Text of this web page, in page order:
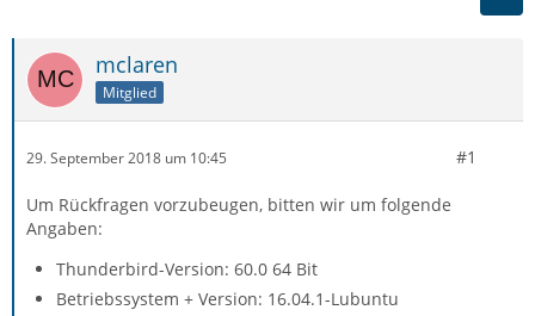
mclaren
Mitglied
29. September 2018 um 10:45 #1
Um Rückfragen vorzubeugen, bitten wir um folgende
Angaben:
Thunderbird-Version: 60.0 64 Bit
Betriebssystem + Version: 16.04.1-Lubuntu